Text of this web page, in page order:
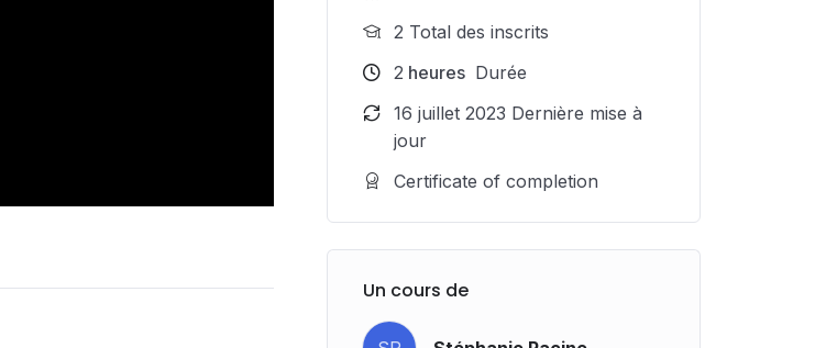
2 Total des inscrits
2 heures Durée
16 juillet 2023 Dernière mise à
jour
Certificate of completion
Un cours de